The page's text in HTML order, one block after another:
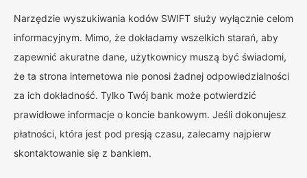
Narzędzie wyszukiwania kodów SWIFT służy wyłącznie celom
informacyjnym. Mimo, że dokładamy wszelkich starań, aby
zapewnić akuratne dane, użytkownicy muszą być świadomi,
że ta strona internetowa nie ponosi żadnej odpowiedzialności
za ich dokładność. Tylko Twój bank może potwierdzić
prawidłowe informacje o koncie bankowym. Jeśli dokonujesz
płatności, która jest pod presją czasu, zalecamy najpierw
skontaktowanie się z bankiem.